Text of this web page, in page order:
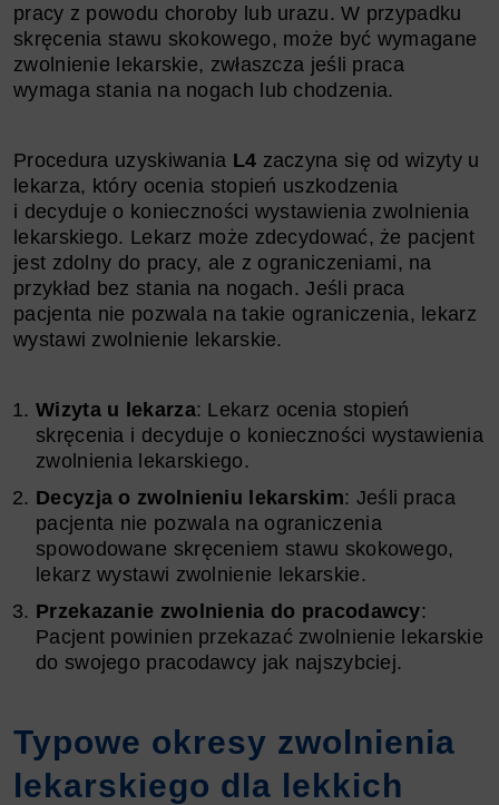
pracy z powodu choroby lub urazu. W przypadku
skręcenia stawu skokowego, może być wymagane
zwolnienie lekarskie, zwłaszcza jeśli praca
wymaga stania na nogach lub chodzenia.
Procedura uzyskiwania L4 zaczyna się od wizyty u
lekarza, który ocenia stopień uszkodzenia
i decyduje o konieczności wystawienia zwolnienia
lekarskiego. Lekarz może zdecydować, że pacjent
jest zdolny do pracy, ale z ograniczeniami, na
przykład bez stania na nogach. Jeśli praca
pacjenta nie pozwala na takie ograniczenia, lekarz
wystawi zwolnienie lekarskie.
Wizyta u lekarza: Lekarz ocenia stopień
skręcenia i decyduje o konieczności wystawienia
zwolnienia lekarskiego.
Decyzja o zwolnieniu lekarskim: Jeśli praca
pacjenta nie pozwala na ograniczenia
spowodowane skręceniem stawu skokowego,
lekarz wystawi zwolnienie lekarskie.
Przekazanie zwolnienia do pracodawcy:
Pacjent powinien przekazać zwolnienie lekarskie
do swojego pracodawcy jak najszybciej.
Typowe okresy zwolnienia
lekarskiego dla lekkich